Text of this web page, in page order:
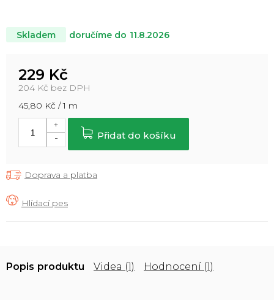
Skladem doručíme do 11.8.2026
229 Kč
204 Kč bez DPH
Měrná
cena:
45,80 Kč / 1 m
Přidat do košíku
Doprava a platba
Popis Videa (1) Hodnocení (1)